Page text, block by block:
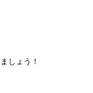
しょう！